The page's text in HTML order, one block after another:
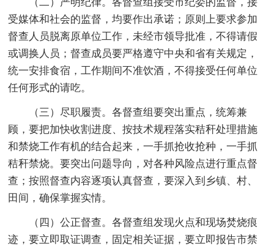
受媒体和社会的监督，均要作出承诺；原则上要求参加
督查人员脱离原单位工作，未经市领导批准，不得请假
或调换人员；督查成员要严格遵守中央和省有关规定，
统一安排食宿，工作期间不准饮酒，不得接受任何单位
任何形式的请吃。
（三）尽职履责。各督查组要突出重点，统筹兼
顾，要把加快收割进度、按技术规程落实秸秆处理措施
和禁烧工作有机的结合起来，一手抓抢收抢种，一手抓
秸秆禁烧。要突出问题导向，对各种风险点进行重点督
查；按照督查内容逐项认真督查，要深入到乡镇、村、
田间，确保掌握实情。
（四）公正督查。各督查组发现火点和现场焚烧痕
迹，要立即取证调查，固定相关证据，要立即报告市禁